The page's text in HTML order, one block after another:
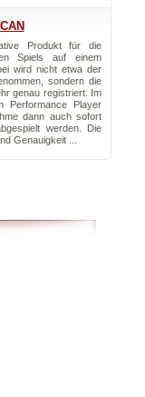
Produkt für die
Spiels auf einem
wird nicht etwa der
sondern die
genau registriert. Im
Performance Player
dann auch sofort
werden. Die
Genauigkeit ...